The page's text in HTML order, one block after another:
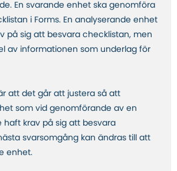
En svarande enhet ska genomföra
i Forms. En analyserande enhet
på sig att besvara checklistan, men
av informationen som underlag för
att det går att justera så att
som vid genomförande av en
haft krav på sig att besvara
svarsomgång kan ändras till att
enhet.